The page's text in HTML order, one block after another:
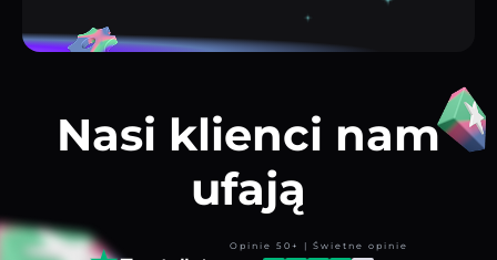
Nasi klienci nam
ufają
Opinie 50+ | Świetne opinie